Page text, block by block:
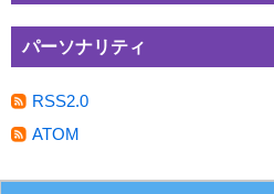
パーソナリティ
RSS2.0
ATOM